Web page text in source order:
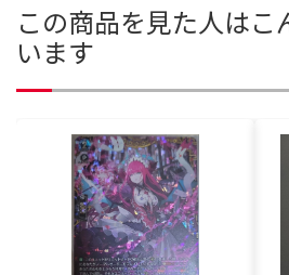
この商品を見た人はこ
います